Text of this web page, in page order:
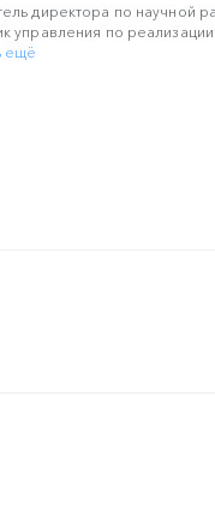
директора по научной
управления по
ещё